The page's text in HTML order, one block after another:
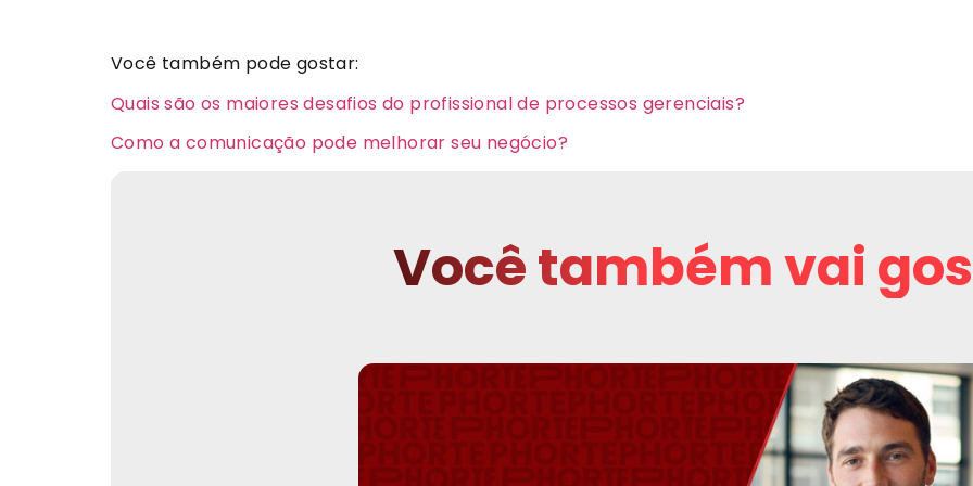
Você também pode gostar:
Quais são os maiores desafios do profissional de processos gerenciais?
Como a comunicação pode melhorar seu negócio?
Você também vai